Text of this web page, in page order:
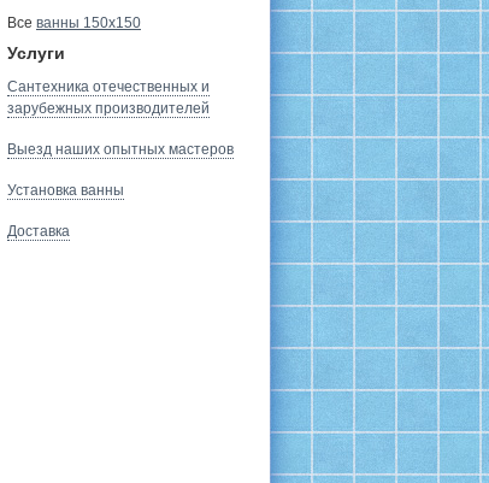
Все ванны 150х150
Услуги
Сантехника отечественных и
зарубежных производителей
Выезд наших опытных мастеров
Установка ванны
Доставка